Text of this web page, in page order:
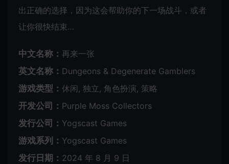
出正确的选择，因为这会帮助你的下一场战斗，或者
让你很快结束…
中文名称： 再来一张
英文名称： Dungeons & Degenerate Gamblers
游戏类型： 休闲, 独立, 角色扮演, 策略
开发公司： Purple Moss Collectors
发行公司： Yogscast Games
游戏系列： Yogscast Games
发行日期： 2024 年 8 月 9 日